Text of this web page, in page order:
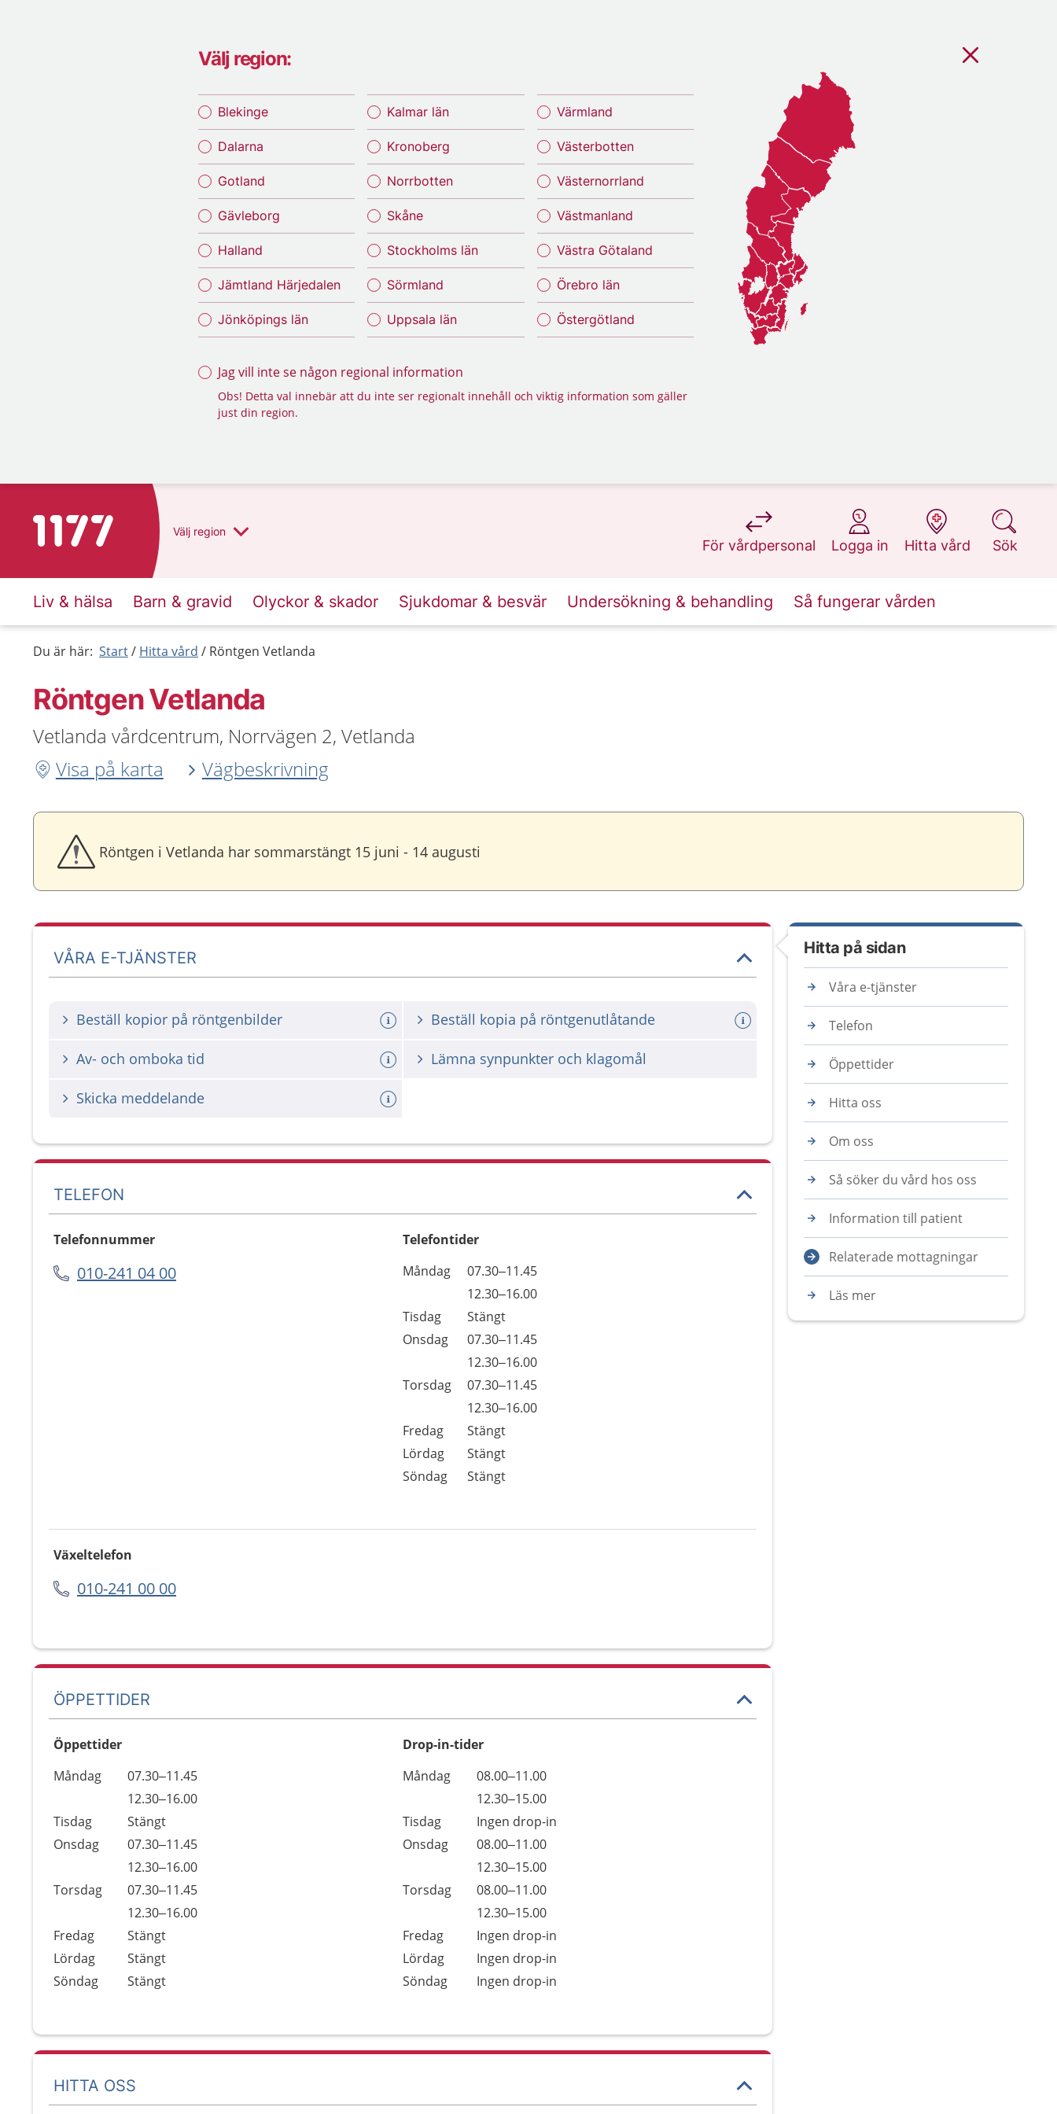
Välj region:
Blekinge
Dalarna
Gotland
Gävleborg
Halland
Jämtland Härjedalen
Jönköpings län
Kalmar län
Kronoberg
Norrbotten
Skåne
Stockholms län
Sörmland
Uppsala län
Värmland
Västerbotten
Västernorrland
Västmanland
Västra Götaland
Örebro län
Östergötland
Jag vill inte se någon regional information
Obs! Detta val innebär att du inte ser regionalt innehåll och viktig information som gäller
just din region.
Till startsidan för 1177 Välj region
För vårdpersonal
på 1177.se
Logga in
på 1177.se
Hitta vård
på 1177.se
Sök
på 1177.se
Liv & hälsa Barn & gravid Olyckor & skador Sjukdomar & besvär Undersökning & behandling Så fungerar vården
Du är här: Start Hitta vård Röntgen Vetlanda
Röntgen Vetlanda
Vetlanda vårdcentrum, Norrvägen 2, Vetlanda
Visa på karta
Vägbeskrivning
Röntgen i Vetlanda har sommarstängt 15 juni - 14 augusti
VÅRA E-TJÄNSTER
Beställ kopior på röntgenbilder Beställ kopia på röntgenutlåtande
Av- och omboka tid Lämna synpunkter och klagomål
Skicka meddelande
TELEFON
Telefonnummer
010-241 04 00
Telefontider
Dag
Öppettider
Kommentarer
Måndag
07.30–11.45
12.30–16.00
Tisdag
Stängt
Onsdag
07.30–11.45
12.30–16.00
Torsdag
07.30–11.45
12.30–16.00
Fredag
Stängt
Lördag
Stängt
Söndag
Stängt
Växeltelefon
010-241 00 00
ÖPPETTIDER
Öppettider
Dag
Öppettider
Kommentarer
Måndag
07.30–11.45
12.30–16.00
Tisdag
Stängt
Onsdag
07.30–11.45
12.30–16.00
Torsdag
07.30–11.45
12.30–16.00
Fredag
Stängt
Lördag
Stängt
Söndag
Stängt
Drop-in-tider
Måndag
08.00–11.00
12.30–15.00
Tisdag
Ingen drop-in
Onsdag
08.00–11.00
12.30–15.00
Torsdag
08.00–11.00
12.30–15.00
Fredag
Ingen drop-in
Lördag
Ingen drop-in
Söndag
Ingen drop-in
HITTA OSS
Hitta på sidan
Våra e-tjänster
Telefon
Öppettider
Hitta oss
Om oss
Så söker du vård hos oss
Information till patient
Relaterade mottagningar
Läs mer